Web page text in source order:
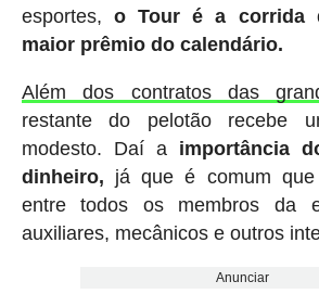
esportes, o Tour é a corrida
maior prêmio do calendário.
Além dos contratos das
restante do pelotão recebe
modesto. Daí a importância
dinheiro, já que é comum que
entre todos os membros da
auxiliares, mecânicos e outros
Anunciar